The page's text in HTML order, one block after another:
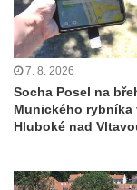
Hoře
Kenotaf
Benešově nad
Kenotaf
Benešově nad
Hrob
nad Ploučnicí
7. 8. 2026
Socha Posel na
Munického rybníka
Hluboké nad